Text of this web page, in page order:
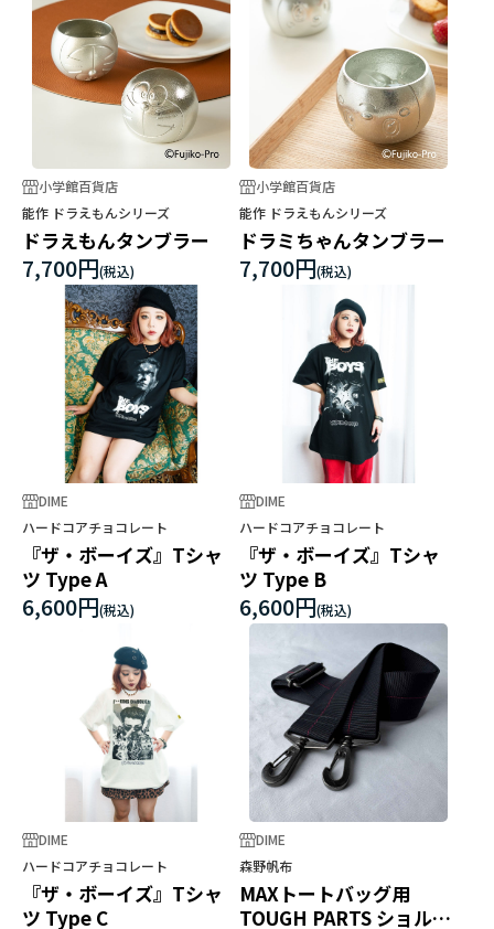
小学館百貨店
能作 ドラえもんシリーズ
ドラえもんタンブラー
7,700円
小学館百貨店
能作 ドラえもんシリーズ
ドラミちゃんタンブラー
7,700円
DIME
ハードコアチョコレート
『ザ・ボーイズ』Tシャ
ツ Type A
6,600円
DIME
ハードコアチョコレート
『ザ・ボーイズ』Tシャ
ツ Type B
6,600円
DIME
ハードコアチョコレート
『ザ・ボーイズ』Tシャ
ツ Type C
DIME
森野帆布
MAXトートバッグ用
TOUGH PARTS ショルダ